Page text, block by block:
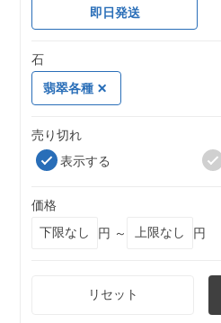
即日発送
石
翡翠各種
売り切れ
表示する
価格
円 ～
円
リセット